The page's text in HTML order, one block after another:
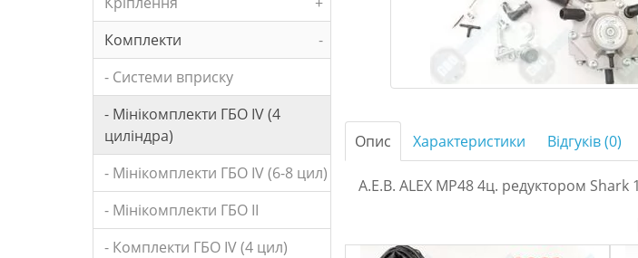
Комплекти
-
- Системи вприску
- Мінікомплекти ГБО IV (4
циліндра)
- Мінікомплекти ГБО IV (6-8 цил)
- Мінікомплекти ГБО II
- Комплекти ГБО IV (4 цил)
Опис Характеристики Відгуків (0)
A.E.B. ALEX MP48 4ц. pедуктором